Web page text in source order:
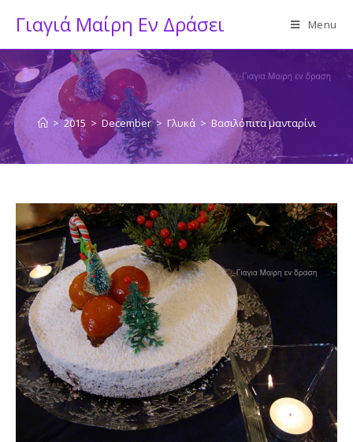
content
Γιαγιά Μαίρη Εν Δράσει Menu
> 2015 > December > Γλυκά > Βασιλόπιτα μανταρίνι